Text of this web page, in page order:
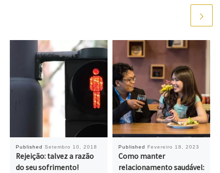
Published Setembro 10, 2018
Rejeição: talvez a razão
do seu sofrimento!
Published Fevereiro 18, 2023
Como manter
relacionamento saudável: